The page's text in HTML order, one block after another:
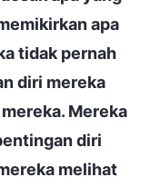
apa
tidak pernah
diri mereka
Mereka
diri
melihat